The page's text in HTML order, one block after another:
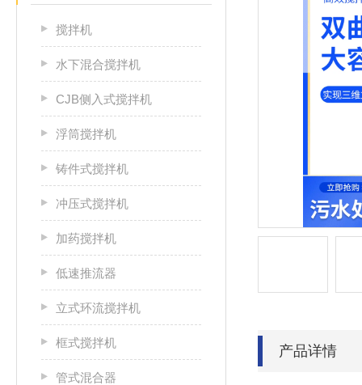
搅拌机
水下混合搅拌机
CJB侧入式搅拌机
浮筒搅拌机
铸件式搅拌机
冲压式搅拌机
加药搅拌机
低速推流器
立式环流搅拌机
框式搅拌机
管式混合器
产品详情